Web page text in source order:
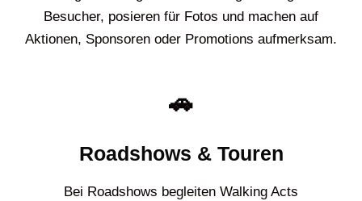
Besucher, posieren für Fotos und machen auf
Aktionen, Sponsoren oder Promotions aufmerksam.
🚗
Roadshows & Touren
Bei Roadshows begleiten Walking Acts